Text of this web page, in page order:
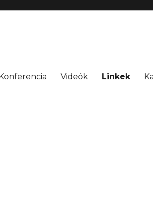
Videók Linkek